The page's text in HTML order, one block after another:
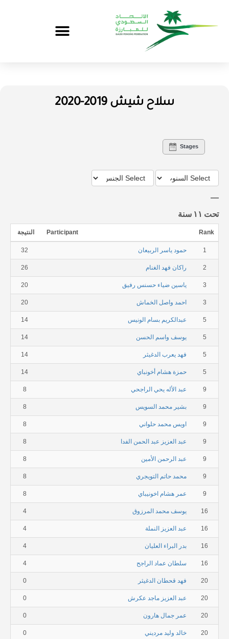
سلاح شيش 2019-2020
Stages
تحت ١١ سنة
Rank
Participant النتيجة
1 حمود ياسر الربيعان 32
2 راكان فهد الغنام 26
3 ياسين ضياء حسنس رفيق 20
3 احمد واصل الخماش 20
5 عبدالكريم بسام الونيس 14
5 يوسف واسم الحسن 14
5 فهد يعرب الدغيثر 14
5 حمزة هشام أخونباي 14
9 عبد الأله يحي الراجحي 8
9 بشير محمد السويس 8
9 اويس محمد حلواني 8
9 عبد العزيز عبد الحمن الفدا 8
9 عبد الرحمن الأمين 8
9 محمد حاتم التويجري 8
9 عمر هشام اخونيباي 8
16 يوسف محمد المرزوق 4
16 عبد العزيز النملة 4
16 بدر البراء العليان 4
16 سلطان عماد الراجح 4
20 فهد قحطان الدغيثر 0
20 عبد العزيز ماجد عكرش 0
20 عمر جمال هارون 0
20 خالد وليد مرديني 0